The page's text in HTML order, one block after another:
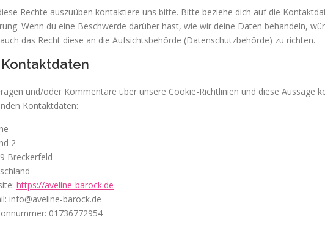
Rechte auszuüben kontaktiere uns bitte. Bitte beziehe dich auf die
Wenn du eine Beschwerde darüber hast, wie wir deine Daten behandeln,
das Recht diese an die Aufsichtsbehörde (Datenschutzbehörde) zu richten.
Kontaktdaten
und/oder Kommentare über unsere Cookie-Richtlinien und diese Aussage
Kontaktdaten:
2
Breckerfeld
https://aveline-barock.de
info@aveline-barock.de
01736772954